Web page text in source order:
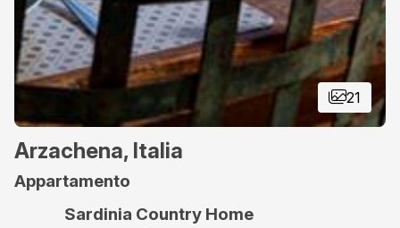
21
Arzachena, Italia
Appartamento
Sardinia Country Home